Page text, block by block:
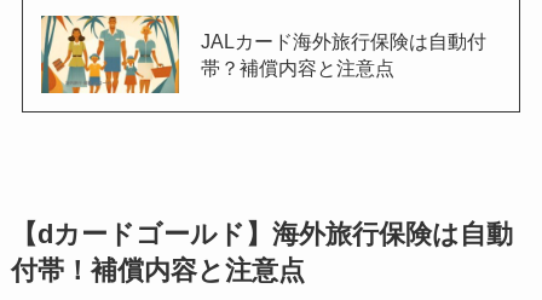
JALカード海外旅行保険は自動付
帯？補償内容と注意点
【dカードゴールド】海外旅行保険は自動
付帯！補償内容と注意点